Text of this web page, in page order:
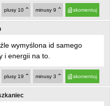
skomentuj
minusy 9
plusy 10
wymyślona id samego
i energii na to.
skomentuj
minusy 3
plusy 19